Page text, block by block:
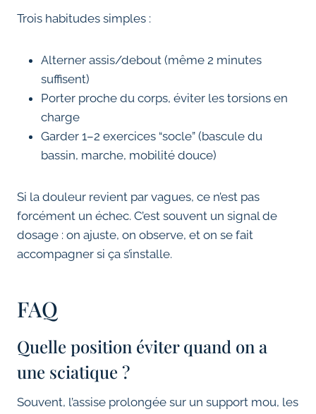
Trois habitudes simples :
Alterner assis/debout (même 2 minutes
suffisent)
Porter proche du corps, éviter les torsions en
charge
Garder 1–2 exercices “socle” (bascule du
bassin, marche, mobilité douce)
Si la douleur revient par vagues, ce n’est pas
forcément un échec. C’est souvent un signal de
dosage : on ajuste, on observe, et on se fait
accompagner si ça s’installe.
FAQ
Quelle position éviter quand on a
une sciatique ?
Souvent, l’assise prolongée sur un support mou, les